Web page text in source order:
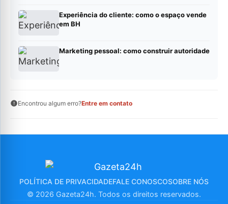
Experiência do cliente: como o espaço vende
em BH
Marketing pessoal: como construir autoridade
Encontrou algum erro?Entre em contato
POLÍTICA DE PRIVACIDADEFALE CONOSCOSOBRE NÓS
© 2026 Gazeta24h. Todos os direitos reservados.